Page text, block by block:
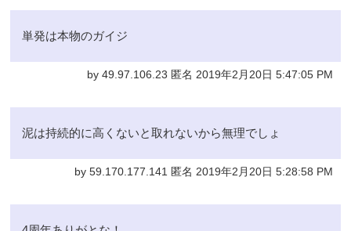
単発は本物のガイジ
by 49.97.106.23 匿名 2019年2月20日 5:47:05 PM
泥は持続的に高くないと取れないから無理でしょ
by 59.170.177.141 匿名 2019年2月20日 5:28:58 PM